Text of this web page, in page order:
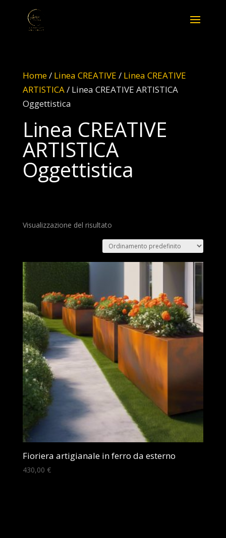
Home/ Linea CREATIVE / Linea CREATIVE
ARTISTICA/ Linea CREATIVE ARTISTICA
Oggettistica
Linea CREATIVE
ARTISTICA
Oggettistica
Visualizzazione del risultato
Fioriera artigianale in ferro da esterno
430,00 €